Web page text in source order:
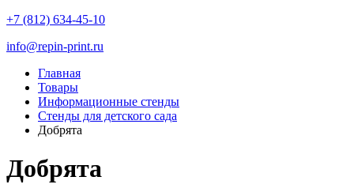
+7 (812) 634-45-10
info@repin-print.ru
Главная
Товары
Информационные стенды
Стенды для детского сада
Добрята
Добрята